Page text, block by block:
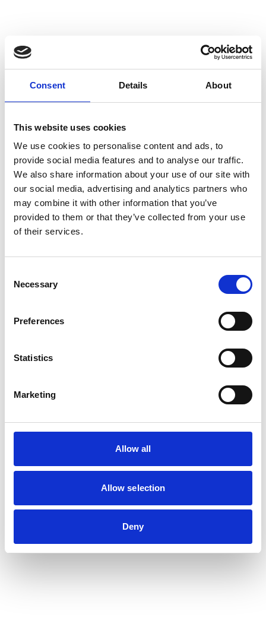
Consent Details About
This website uses cookies
We use cookies to personalise content and ads, to
provide social media features and to analyse our traffic.
We also share information about your use of our site with
our social media, advertising and analytics partners who
may combine it with other information that you’ve
provided to them or that they’ve collected from your use
of their services.
Selection
Necessary
Preferences
Statistics
Marketing
Allow all
Allow selection
Deny
Dokument
Miljöinformation
Kompletterande märkning
metyl-2H-isotiazol-3-on [EG nr
247-500-7] och 2-metyl-2H-